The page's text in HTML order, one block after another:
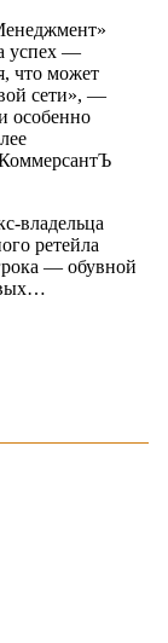
успех —
что может
сети», —
особенно
владельца
ретейла
— обувной